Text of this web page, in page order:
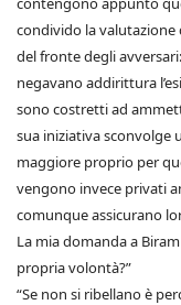
condivido la
del fronte degli
negavano addirittura
sono costretti ad
sua iniziativa sconvolge
maggiore proprio per
vengono invece privati
comunque assicurano
La mia domanda a
propria volontà?”
“Se non si ribellano è